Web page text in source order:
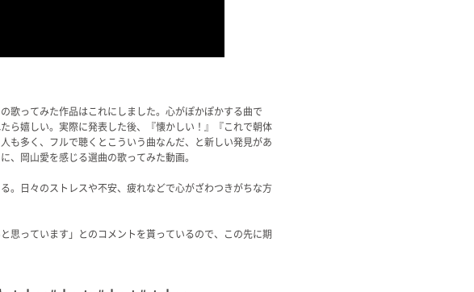
歌ってみた作品はこれにしました。心がぽかぽかする曲で
ら嬉しい。実際に発表した後、『懐かしい！』『これで朝体
も多く、フルで聴くとこういう曲なんだ、と新しい発見があ
岡山愛を感じる選曲の歌ってみた動画。
。日々のストレスや不安、疲れなどで心がざわつきがちな方
思っています」とのコメントを貰っているので、この先に期